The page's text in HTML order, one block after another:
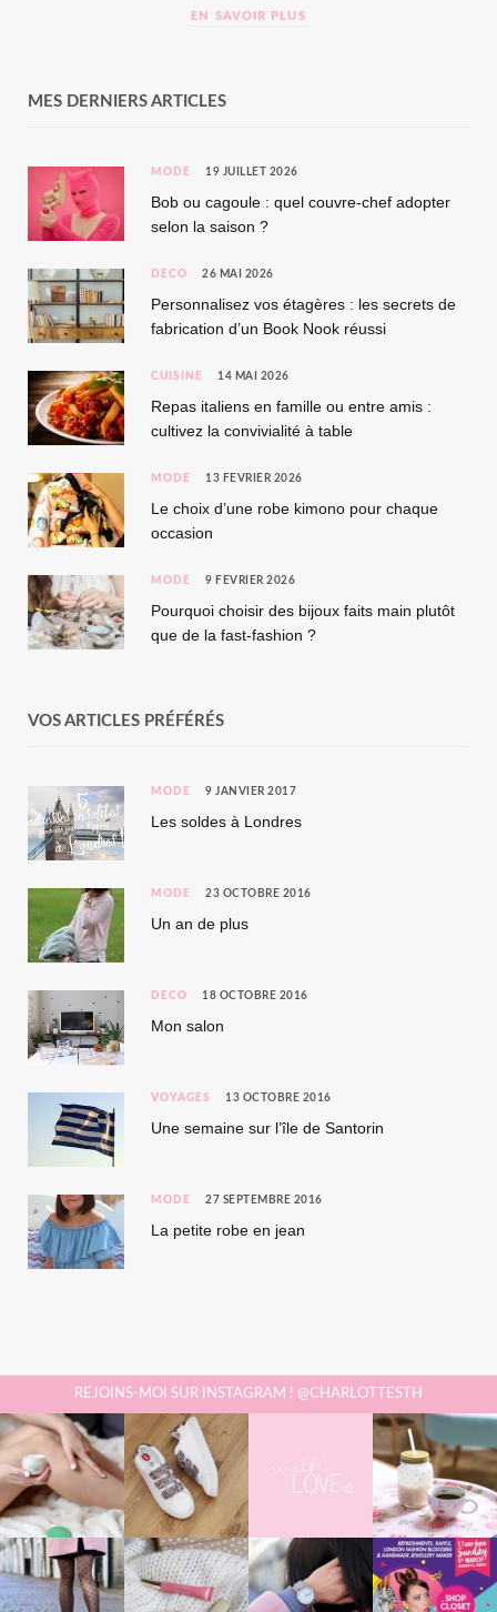
EN SAVOIR PLUS
MES DERNIERS ARTICLES
MODE 19 JUILLET 2026
Bob ou cagoule : quel couvre-chef adopter
selon la saison ?
DÉCO 26 MAI 2026
Personnalisez vos étagères : les secrets de
fabrication d’un Book Nook réussi
CUISINE 14 MAI 2026
Repas italiens en famille ou entre amis :
cultivez la convivialité à table
MODE 13 FÉVRIER 2026
Le choix d’une robe kimono pour chaque
occasion
MODE 9 FÉVRIER 2026
Pourquoi choisir des bijoux faits main plutôt
que de la fast-fashion ?
VOS ARTICLES PRÉFÉRÉS
MODE 9 JANVIER 2017
Les soldes à Londres
MODE 23 OCTOBRE 2016
Un an de plus
DÉCO 18 OCTOBRE 2016
Mon salon
VOYAGES 13 OCTOBRE 2016
Une semaine sur l’île de Santorin
MODE 27 SEPTEMBRE 2016
La petite robe en jean
REJOINS-MOI SUR INSTAGRAM ! @CHARLOTTESTH